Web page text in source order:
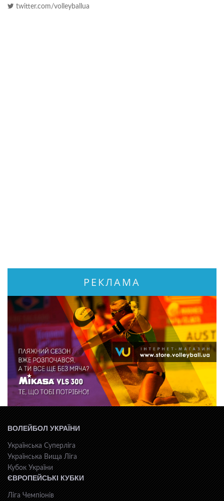
twitter.com/volleyballua
РЕКЛАМА
ВОЛЕЙБОЛ УКРАЇНИ
Українська Суперліга
Українська Вища Ліга
Кубок України
ЄВРОПЕЙСЬКІ КУБКИ
Ліга Чемпіонів